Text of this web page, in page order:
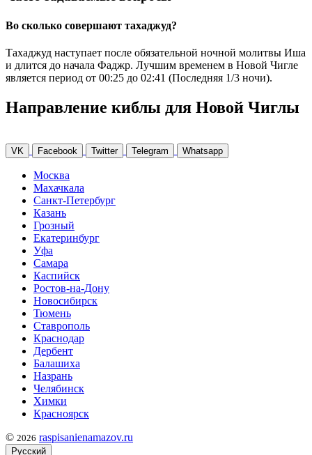
Во сколько совершают тахаджуд?
Тахаджуд наступает после обязательной ночной молитвы Иша
и длится до начала Фаджр. Лучшим временем в Новой Чигле
является период от 00:25 до 02:41 (Последняя 1/3 ночи).
Направление киблы для Новой Чиглы
VK Facebook Twitter Telegram Whatsapp
Москва
Махачкала
Санкт-Петербург
Казань
Грозный
Екатеринбург
Уфа
Самара
Каспийск
Ростов-на-Дону
Новосибирск
Тюмень
Ставрополь
Краснодар
Дербент
Балашиха
Назрань
Челябинск
Химки
Красноярск
© 2026 raspisanienamazov.ru
Русский